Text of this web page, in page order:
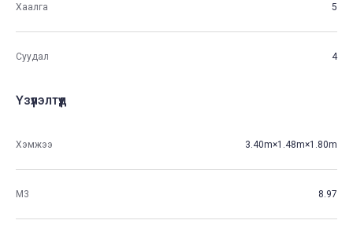
Хаалга 5
Суудал 4
Үзүүлэлтүүд
Хэмжээ 3.40m×1.48m×1.80m
М3 8.97